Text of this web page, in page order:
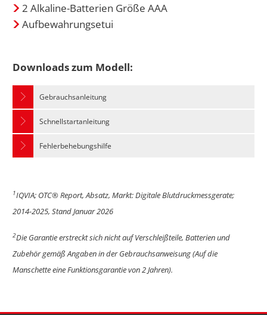
2 Alkaline-Batterien Größe AAA
Aufbewahrungsetui
Downloads zum Modell:
Gebrauchsanleitung
Schnellstartanleitung
Fehlerbehebungshilfe
1IQVIA; OTC® Report, Absatz, Markt: Digitale Blutdruckmessgerate;
2014-2025, Stand Januar 2026
2Die Garantie erstreckt sich nicht auf Verschleißteile, Batterien und
Zubehör gemäß Angaben in der Gebrauchsanweisung (Auf die
Manschette eine Funktionsgarantie von 2 Jahren).